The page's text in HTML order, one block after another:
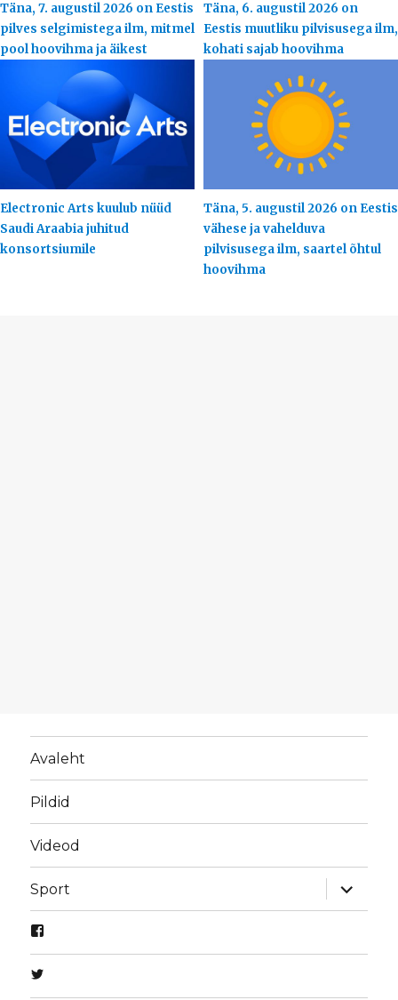
Täna, 7. augustil 2026 on Eestis
pilves selgimistega ilm, mitmel
pool hoovihma ja äikest
Täna, 6. augustil 2026 on
Eestis muutliku pilvisusega ilm,
kohati sajab hoovihma
Electronic Arts kuulub nüüd
Saudi Araabia juhitud
konsortsiumile
Täna, 5. augustil 2026 on Eestis
vähese ja vahelduva
pilvisusega ilm, saartel õhtul
hoovihma
Avaleht
Pildid
Videod
Sport
laienda